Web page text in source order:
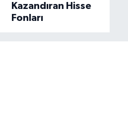
Kazandıran Hisse
Fonları